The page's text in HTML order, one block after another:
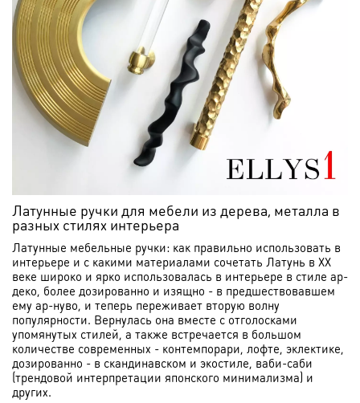
Латунные ручки для мебели из дерева, металла в
разных стилях интерьера
Латунные мебельные ручки: как правильно использовать в
интерьере и с какими материалами сочетать Латунь в XX
веке широко и ярко использовалась в интерьере в стиле ар-
деко, более дозированно и изящно - в предшествовавшем
ему ар-нуво, и теперь переживает вторую волну
популярности. Вернулась она вместе с отголосками
упомянутых стилей, а также встречается в большом
количестве современных - контемпорари, лофте, эклектике,
дозированно - в скандинавском и экостиле, ваби-саби
(трендовой интерпретации японского минимализма) и
других.